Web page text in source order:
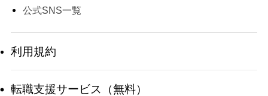
公式SNS一覧
利用規約
転職支援サービス（無料）